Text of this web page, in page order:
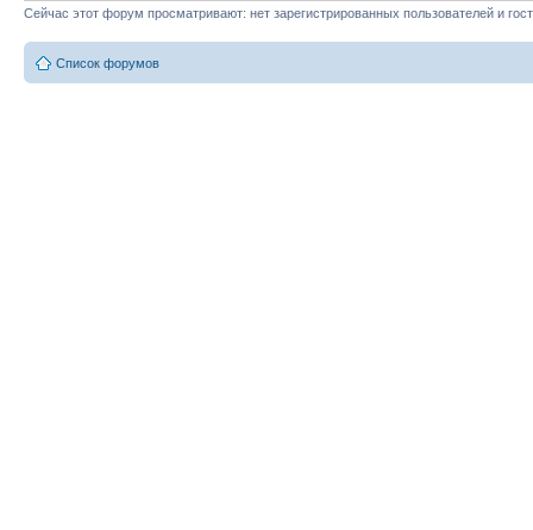
Сейчас этот форум просматривают: нет зарегистрированных пользователей и
Список форумов